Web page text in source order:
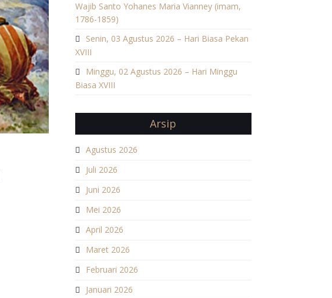
Wajib Santo Yohanes Maria Vianney (imam,
1786-1859)
Senin, 03 Agustus 2026 – Hari Biasa Pekan
XVIII
Minggu, 02 Agustus 2026 – Hari Minggu
Biasa XVIII
Arsip
Agustus 2026
Juli 2026
Juni 2026
Mei 2026
April 2026
Maret 2026
Februari 2026
Januari 2026